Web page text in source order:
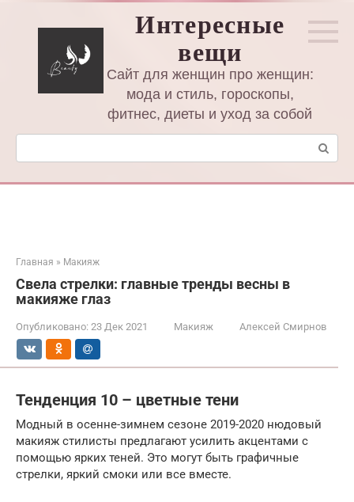
Интересные
вещи
Сайт для женщин про женщин:
мода и стиль, гороскопы,
фитнес, диеты и уход за собой
Поиск:
Главная » Макияж
Свела стрелки: главные тренды весны в
макияже глаз
Опубликовано: 23 Дек 2021 Макияж Алексей Смирнов
Тенденция 10 – цветные тени
Модный в осенне-зимнем сезоне 2019-2020 нюдовый
макияж стилисты предлагают усилить акцентами с
помощью ярких теней. Это могут быть графичные
стрелки, яркий смоки или все вместе.